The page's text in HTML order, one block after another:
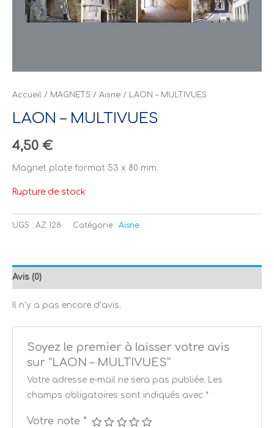
Accueil / MAGNETS / Aisne / LAON – MULTIVUES
LAON – MULTIVUES
4,50 €
Magnet plate format 53 x 80 mm.
Rupture de stock
UGS : AZ 128 Catégorie : Aisne
Avis (0)
Il n’y a pas encore d’avis.
Soyez le premier à laisser votre avis
sur “LAON – MULTIVUES”
Votre adresse e-mail ne sera pas publiée. Les
champs obligatoires sont indiqués avec *
Votre note *